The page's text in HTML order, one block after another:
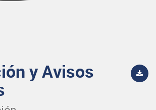
y Avisos